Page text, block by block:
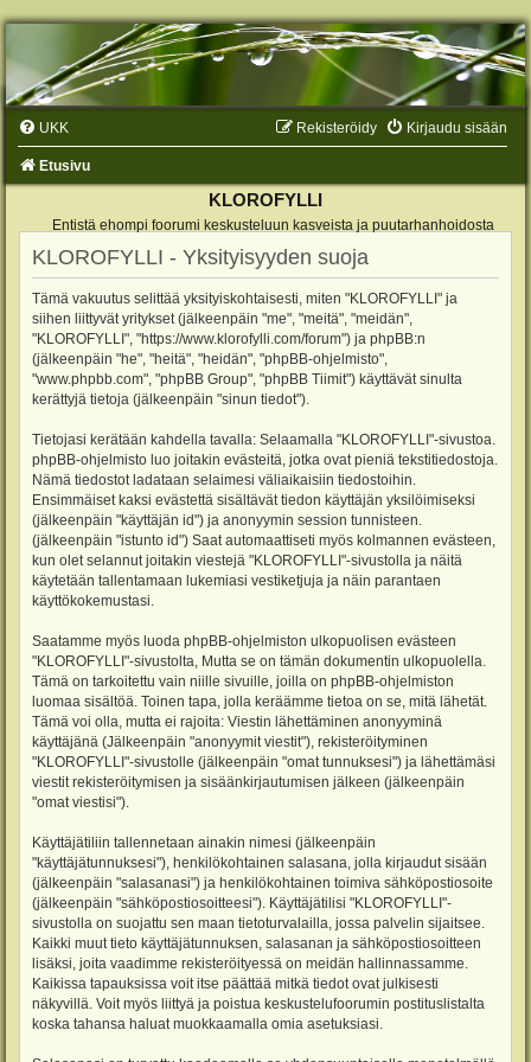
UKK Kirjaudu sisään
Rekisteröidy
Etusivu
KLOROFYLLI
Entistä ehompi foorumi keskusteluun kasveista ja puutarhanhoidosta
KLOROFYLLI - Yksityisyyden suoja
Tämä vakuutus selittää yksityiskohtaisesti, miten "KLOROFYLLI" ja
siihen liittyvät yritykset (jälkeenpäin "me", "meitä", "meidän",
"KLOROFYLLI", "https://www.klorofylli.com/forum") ja phpBB:n
(jälkeenpäin "he", "heitä", "heidän", "phpBB-ohjelmisto",
"www.phpbb.com", "phpBB Group", "phpBB Tiimit") käyttävät sinulta
kerättyjä tietoja (jälkeenpäin "sinun tiedot").
Tietojasi kerätään kahdella tavalla: Selaamalla "KLOROFYLLI"-sivustoa.
phpBB-ohjelmisto luo joitakin evästeitä, jotka ovat pieniä tekstitiedostoja.
Nämä tiedostot ladataan selaimesi väliaikaisiin tiedostoihin.
Ensimmäiset kaksi evästettä sisältävät tiedon käyttäjän yksilöimiseksi
(jälkeenpäin "käyttäjän id") ja anonyymin session tunnisteen.
(jälkeenpäin "istunto id") Saat automaattiseti myös kolmannen evästeen,
kun olet selannut joitakin viestejä "KLOROFYLLI"-sivustolla ja näitä
käytetään tallentamaan lukemiasi vestiketjuja ja näin parantaen
käyttökokemustasi.
Saatamme myös luoda phpBB-ohjelmiston ulkopuolisen evästeen
"KLOROFYLLI"-sivustolta, Mutta se on tämän dokumentin ulkopuolella.
Tämä on tarkoitettu vain niille sivuille, joilla on phpBB-ohjelmiston
luomaa sisältöä. Toinen tapa, jolla keräämme tietoa on se, mitä lähetät.
Tämä voi olla, mutta ei rajoita: Viestin lähettäminen anonyyminä
käyttäjänä (Jälkeenpäin "anonyymit viestit"), rekisteröityminen
"KLOROFYLLI"-sivustolle (jälkeenpäin "omat tunnuksesi") ja lähettämäsi
viestit rekisteröitymisen ja sisäänkirjautumisen jälkeen (jälkeenpäin
"omat viestisi").
Käyttäjätiliin tallennetaan ainakin nimesi (jälkeenpäin
"käyttäjätunnuksesi"), henkilökohtainen salasana, jolla kirjaudut sisään
(jälkeenpäin "salasanasi") ja henkilökohtainen toimiva sähköpostiosoite
(jälkeenpäin "sähköpostiosoitteesi"). Käyttäjätilisi "KLOROFYLLI"-
sivustolla on suojattu sen maan tietoturvalailla, jossa palvelin sijaitsee.
Kaikki muut tieto käyttäjätunnuksen, salasanan ja sähköpostiosoitteen
lisäksi, joita vaadimme rekisteröityessä on meidän hallinnassamme.
Kaikissa tapauksissa voit itse päättää mitkä tiedot ovat julkisesti
näkyvillä. Voit myös liittyä ja poistua keskustelufoorumin postituslistalta
koska tahansa haluat muokkaamalla omia asetuksiasi.